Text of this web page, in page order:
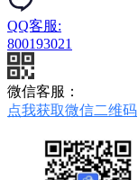
QQ客服:
800193021
微信客服：
点我获取微信二维码